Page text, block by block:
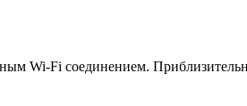
Wi-Fi соединением.